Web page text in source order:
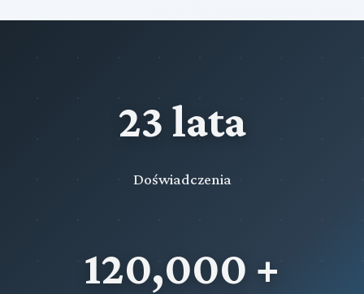
23 lata
Doświadczenia
120,000 +